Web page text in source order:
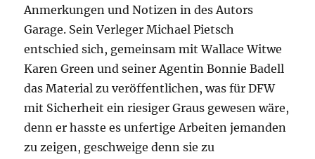
Anmerkungen und Notizen in des Autors
Garage. Sein Verleger Michael Pietsch
entschied sich, gemeinsam mit Wallace Witwe
Karen Green und seiner Agentin Bonnie Badell
das Material zu veröffentlichen, was für DFW
mit Sicherheit ein riesiger Graus gewesen wäre,
denn er hasste es unfertige Arbeiten jemanden
zu zeigen, geschweige denn sie zu